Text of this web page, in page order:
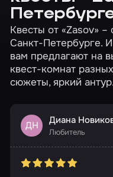
Квесты от «Zasov»
Санкт-Петербурге.
вам предлагают на
квест-комнат
сюжеты, яркий
ДН Диана
Любитель